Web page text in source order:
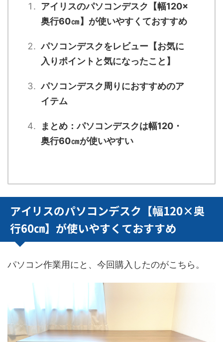
アイリスのパソコンデスク【幅120×
奥行60㎝】が使いやすくておすすめ
パソコンデスクをレビュー【お気に
入りポイントと気になったこと】
パソコンデスク周りにおすすめのア
イテム
まとめ：パソコンデスクは幅120・
奥行60㎝が使いやすい
アイリスのパソコンデスク【幅120×奥
行60㎝】が使いやすくておすすめ
パソコン作業用にと、今回購入したのがこちら。